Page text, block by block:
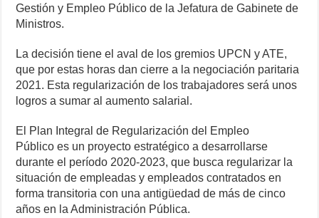
Gestión y Empleo Público de la Jefatura de Gabinete de
Ministros.
La decisión tiene el aval de los gremios UPCN y ATE,
que por estas horas dan cierre a la negociación paritaria
2021. Esta regularización de los trabajadores será unos
logros a sumar al aumento salarial.
El Plan Integral de Regularización del Empleo
Público es un proyecto estratégico a desarrollarse
durante el período 2020-2023, que busca regularizar la
situación de empleadas y empleados contratados en
forma transitoria con una antigüedad de más de cinco
años en la Administración Pública.